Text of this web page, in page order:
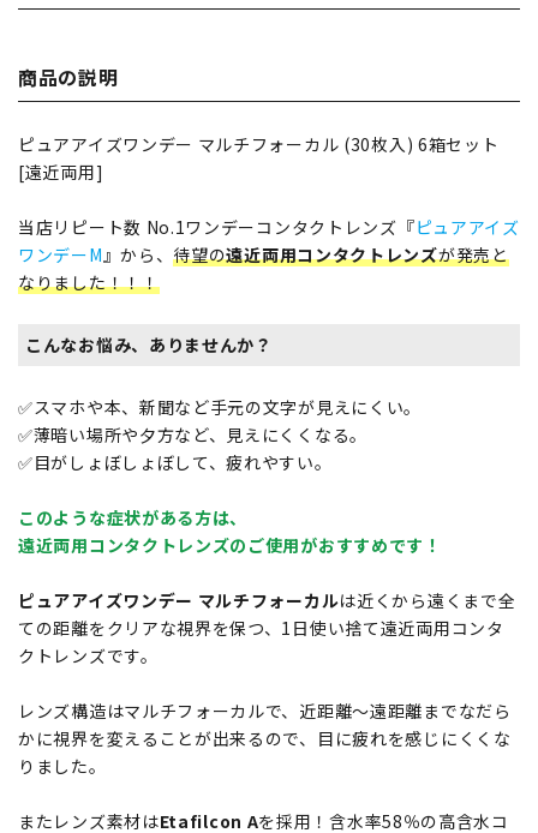
商品の説明
ピュアアイズワンデー マルチフォーカル (30枚入) 6箱セット
[遠近両用]
当店リピート数 No.1ワンデーコンタクトレンズ『ピュアアイズ
ワンデーM』から、待望の遠近両用コンタクトレンズが発売と
なりました！！！
こんなお悩み、ありませんか？
✅スマホや本、新聞など手元の文字が見えにくい。
✅薄暗い場所や夕方など、見えにくくなる。
✅目がしょぼしょぼして、疲れやすい。
このような症状がある方は、
遠近両用コンタクトレンズのご使用がおすすめです！
ピュアアイズワンデー マルチフォーカルは近くから遠くまで全
ての距離をクリアな視界を保つ、1日使い捨て遠近両用コンタ
クトレンズです。
レンズ構造はマルチフォーカルで、近距離～遠距離までなだら
かに視界を変えることが出来るので、目に疲れを感じにくくな
りました。
またレンズ素材はEtafilcon Aを採用！含水率58％の高含水コ